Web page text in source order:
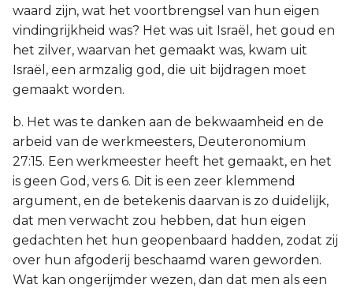
waard zijn, wat het voortbrengsel van hun eigen
vindingrijkheid was? Het was uit Israël, het goud en
het zilver, waarvan het gemaakt was, kwam uit
Israël, een armzalig god, die uit bijdragen moet
gemaakt worden.
b. Het was te danken aan de bekwaamheid en de
arbeid van de werkmeesters, Deuteronomium
27:15. Een werkmeester heeft het gemaakt, en het
is geen God, vers 6. Dit is een zeer klemmend
argument, en de betekenis daarvan is zo duidelijk,
dat men verwacht zou hebben, dat hun eigen
gedachten het hun geopenbaard hadden, zodat zij
over hun afgoderij beschaamd waren geworden.
Wat kan ongerijmder wezen, dan dat men als een